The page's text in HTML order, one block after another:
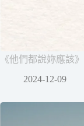
《他們都說妳應該
2024-12-09